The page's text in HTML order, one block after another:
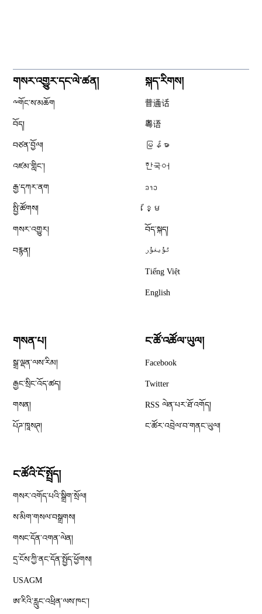
གསར་འགྱུར་དང་ལེ་ཚན།
༸གོང་ས་མཆོག
བོད།
བཙན་བྱོལ།
འཛམ་གླིང༌།
རྒྱ་དཀར་ནག
སྤྱི་ཚོགས།
གསར་འགྱུར།
བརྙན།
སྐད་རིགས།
普通话
粤语
မြန်မာ
한국어
ລາວ
ខ្មែ
བོད་སྐད།
ئۇيغۇر
Tiếng Việt
English
གསན་པ།
སྒྲ་ལྡན་ལས་རིམ།
རྒྱང་སྲིང་འོད་ཚད།
གསན།
པོཌ་ཁཱསཊ།
ང་ཚོ་འཚོལ་ཡུལ།
Facebook
Twitter
RSS ལེན་པར་ཐོ་འགོད།
ང་ཚོར་འབྲེལ་བ་གནང་ཡུལ།
ང་ཚོའི་ངོ་སྤྲོད།
གསར་འགོད་པའི་སྒྲིག་སྲོལ།
ས་མིག་གསལ་བསྒྲགས།
གསང་དོན་འགན་ལེན།
དྲ་ངོས་ཀྱི་ནང་དོན་སྤྱོད་ཕྱོགས།
USAGM
ཨ་རིའི་རླུང་འཕྲིན་ལས་ཁང༌།